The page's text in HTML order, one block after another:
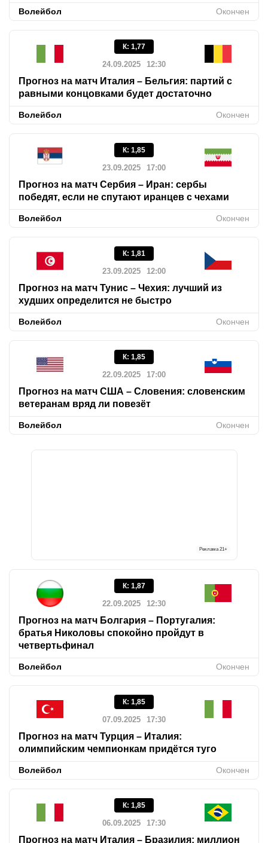
Волейбол Окончен
К: 1,77
24.09.2025 12:30
Прогноз на матч Италия – Бельгия: партий с
равными концовками будет достаточно
Волейбол Окончен
К: 1,85
23.09.2025 17:00
Прогноз на матч Сербия – Иран: сербы
победят, если не спутают иранцев с чехами
Волейбол Окончен
К: 1,81
23.09.2025 12:00
Прогноз на матч Тунис – Чехия: лучший из
худших определится не быстро
Волейбол Окончен
К: 1,85
22.09.2025 17:00
Прогноз на матч США – Словения: словенским
ветеранам вряд ли повезёт
Волейбол Окончен
Реклама 21+
К: 1,87
22.09.2025 12:30
Прогноз на матч Болгария – Португалия:
братья Николовы спокойно пройдут в
четвертьфинал
Волейбол Окончен
К: 1,85
07.09.2025 17:30
Прогноз на матч Турция – Италия:
олимпийским чемпионкам придётся туго
Волейбол Окончен
К: 1,85
06.09.2025 17:30
Прогноз на матч Италия – Бразилия: миллион